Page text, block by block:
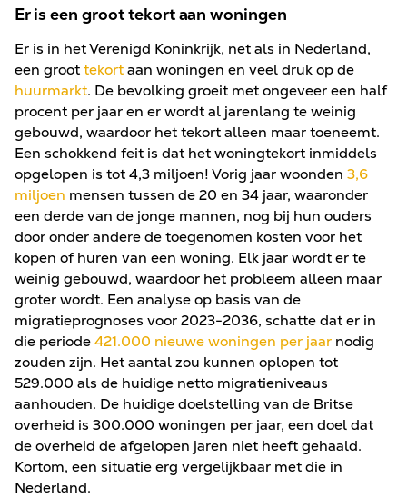
Er is een groot tekort aan woningen
Er is in het Verenigd Koninkrijk, net als in Nederland,
een groottekortaan woningen en veel druk op de
huurmarkt. De bevolking groeit met ongeveer een half
procent per jaar en er wordt al jarenlang te weinig
gebouwd, waardoor het tekort alleen maar toeneemt.
Een schokkend feit is dat het woningtekort inmiddels
opgelopen is tot 4,3 miljoen! Vorig jaar woonden 3,6
miljoen mensen tussen de 20 en 34 jaar, waaronder
een derde van de jonge mannen, nog bij hun ouders
door onder andere de toegenomen kosten voor het
kopen of huren van een woning. Elk jaar wordt er te
weinig gebouwd, waardoor het probleem alleen maar
groter wordt. Een analyse op basis van de
migratieprognoses voor 2023-2036, schatte dat er in
die periode421.000 nieuwe woningen per jaarnodig
zouden zijn. Het aantal zou kunnen oplopen tot
529.000 als de huidige netto migratieniveaus
aanhouden. De huidige doelstelling van de Britse
overheid is 300.000 woningen per jaar, een doel dat
de overheid de afgelopen jaren niet heeft gehaald.
Kortom, een situatie erg vergelijkbaar met die in
Nederland.